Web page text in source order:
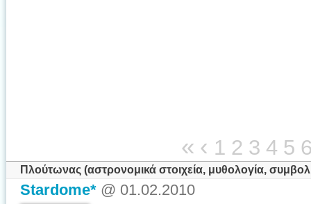
« ‹ 1 2 3 4 5
Πλούτωνας (αστρονομικά στοιχεία, μυθολογία,
Stardome* @ 01.02.2010